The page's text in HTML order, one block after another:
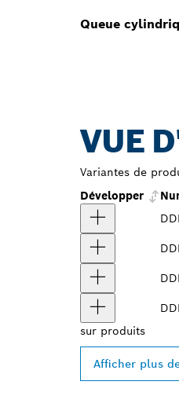
Queue
VUE
Variantes de
Développer
sur produits
Afficher plus